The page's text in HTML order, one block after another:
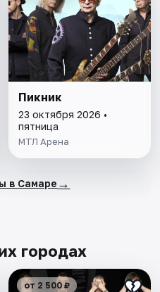
Пикник
23 октября 2026 •
пятница
МТЛ Арена
в Самаре →
городах
от 2 500 ₽